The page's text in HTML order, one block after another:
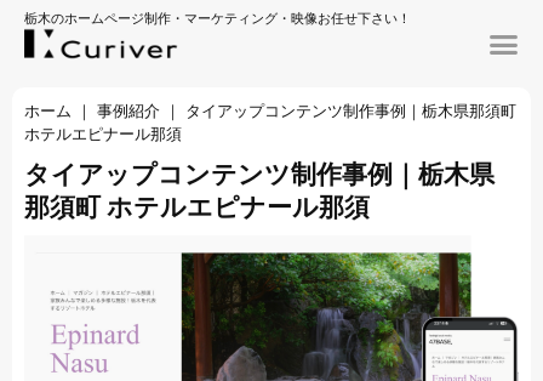
栃木のホームページ制作・マーケティング・映像お任せ下さい！
ホーム ｜ 事例紹介 ｜
タイアップコンテンツ制作事例｜栃木県那須町
ホテルエピナール那須
タイアップコンテンツ制作事例｜栃木県
那須町 ホテルエピナール那須